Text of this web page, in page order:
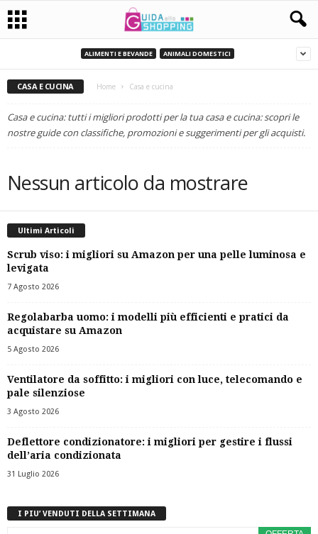
ALIMENTI E BEVANDE ANIMALI DOMESTICI
CASA E CUCINA Home Casa e cucina
Casa e cucina: tutti i migliori prodotti per la tua casa e cucina: scopri le
nostre guide con classifiche, promozioni e suggerimenti per gli acquisti.
Nessun articolo da mostrare
Ultimi Articoli
Scrub viso: i migliori su Amazon per una pelle luminosa e
levigata
7 Agosto 2026
Regolabarba uomo: i modelli più efficienti e pratici da
acquistare su Amazon
5 Agosto 2026
Ventilatore da soffitto: i migliori con luce, telecomando e
pale silenziose
3 Agosto 2026
Deflettore condizionatore: i migliori per gestire i flussi
dell’aria condizionata
31 Luglio 2026
I PIU’ VENDUTI DELLA SETTIMANA